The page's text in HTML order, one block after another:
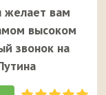
вам
высоком
звонок на